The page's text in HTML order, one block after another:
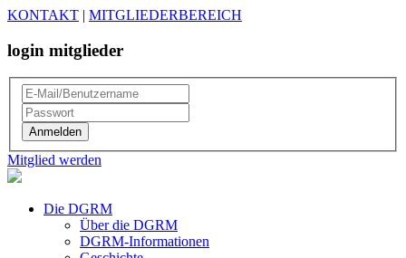
KONTAKT | MITGLIEDERBEREICH
login mitglieder
Mitglied werden
Die DGRM
Über die DGRM
DGRM-Informationen